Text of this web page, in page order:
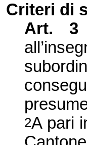
Criteri di
Art. 3
2A pari